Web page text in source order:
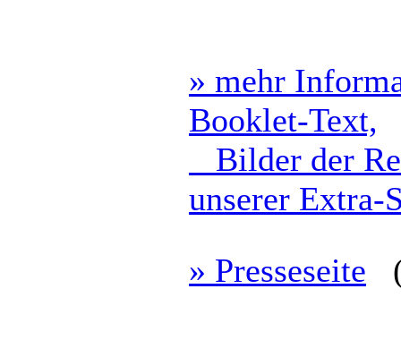
» mehr
Booklet-Text,
Bilder der
unserer Extra-
» Presseseite